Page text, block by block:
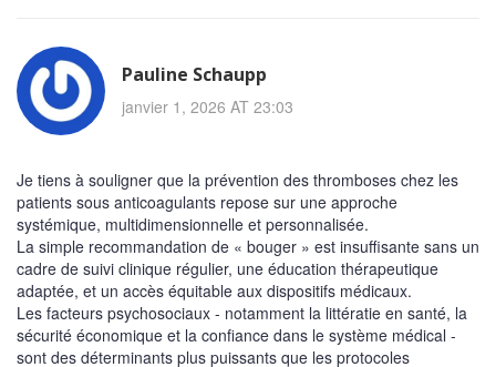
Pauline Schaupp
janvier 1, 2026 AT 23:03
Je tiens à souligner que la prévention des thromboses chez les
patients sous anticoagulants repose sur une approche
systémique, multidimensionnelle et personnalisée.
La simple recommandation de « bouger » est insuffisante sans un
cadre de suivi clinique régulier, une éducation thérapeutique
adaptée, et un accès équitable aux dispositifs médicaux.
Les facteurs psychosociaux - notamment la littératie en santé, la
sécurité économique et la confiance dans le système médical -
sont des déterminants plus puissants que les protocoles